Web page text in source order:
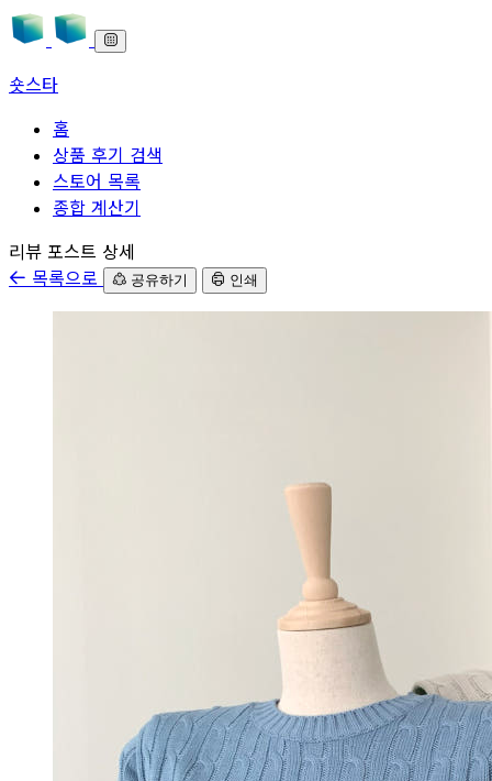
숏스타
홈
상품 후기 검색
스토어 목록
종합 계산기
본문으로 바로가기
리뷰 포스트 상세
목록으로
공유하기 인쇄